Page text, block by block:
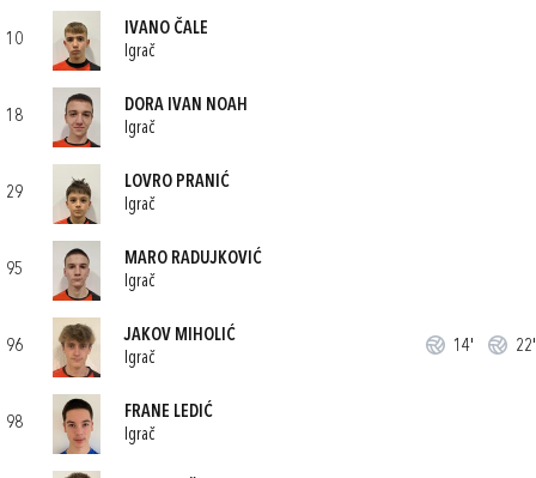
10
IVANO ČALE
Igrač
18
DORA IVAN NOAH
Igrač
29
LOVRO PRANIĆ
Igrač
95
MARO RADUJKOVIĆ
Igrač
96
JAKOV MIHOLIĆ
Igrač
14' 22'
98
FRANE LEDIĆ
Igrač